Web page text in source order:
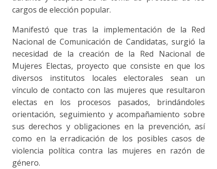
cargos de elección popular.
Manifestó que tras la implementación de la Red
Nacional de Comunicación de Candidatas, surgió la
necesidad de la creación de la Red Nacional de
Mujeres Electas, proyecto que consiste en que los
diversos institutos locales electorales sean un
vínculo de contacto con las mujeres que resultaron
electas en los procesos pasados, brindándoles
orientación, seguimiento y acompañamiento sobre
sus derechos y obligaciones en la prevención, así
como en la erradicación de los posibles casos de
violencia política contra las mujeres en razón de
género.